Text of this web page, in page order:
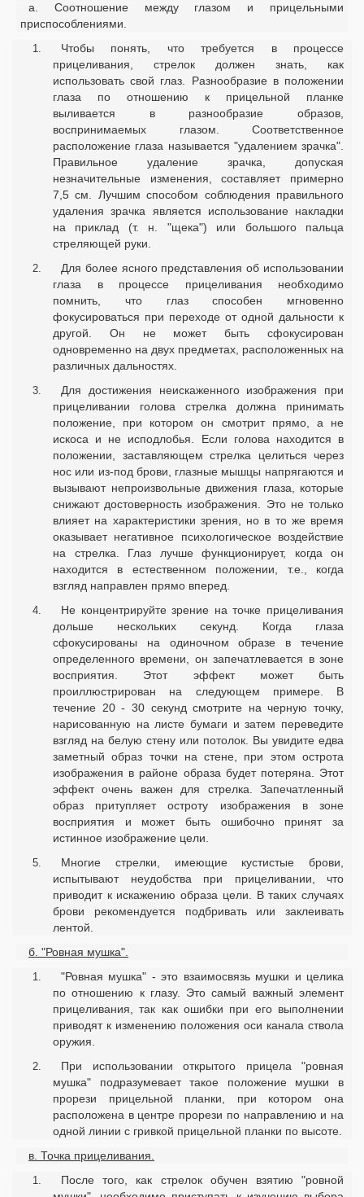
а. Соотношение между глазом и прицельными
приспособлениями.
Чтобы понять, что требуется в процессе
прицеливания, стрелок должен знать, как
использовать свой глаз. Разнообразие в положении
глаза по отношению к прицельной планке
выливается в разнообразие образов,
воспринимаемых глазом. Соответственное
расположение глаза называется "удалением зрачка".
Правильное удаление зрачка, допуская
незначительные изменения, составляет примерно
7,5 см. Лучшим способом соблюдения правильного
удаления зрачка является использование накладки
на приклад (т. н. "щека") или большого пальца
стреляющей руки.
Для более ясного представления об использовании
глаза в процессе прицеливания необходимо
помнить, что глаз способен мгновенно
фокусироваться при переходе от одной дальности к
другой. Он не может быть сфокусирован
одновременно на двух предметах, расположенных на
различных дальностях.
Для достижения неискаженного изображения при
прицеливании голова стрелка должна принимать
положение, при котором он смотрит прямо, а не
искоса и не исподлобья. Если голова находится в
положении, заставляющем стрелка целиться через
нос или из-под брови, глазные мышцы напрягаются и
вызывают непроизвольные движения глаза, которые
снижают достоверность изображения. Это не только
влияет на характеристики зрения, но в то же время
оказывает негативное психологическое воздействие
на стрелка. Глаз лучше функционирует, когда он
находится в естественном положении, т.е., когда
взгляд направлен прямо вперед.
Не концентрируйте зрение на точке прицеливания
дольше нескольких секунд. Когда глаза
сфокусированы на одиночном образе в течение
определенного времени, он запечатлевается в зоне
восприятия. Этот эффект может быть
проиллюстрирован на следующем примере. В
течение 20 - 30 секунд смотрите на черную точку,
нарисованную на листе бумаги и затем переведите
взгляд на белую стену или потолок. Вы увидите едва
заметный образ точки на стене, при этом острота
изображения в районе образа будет потеряна. Этот
эффект очень важен для стрелка. Запечатленный
образ притупляет остроту изображения в зоне
восприятия и может быть ошибочно принят за
истинное изображение цели.
Многие стрелки, имеющие кустистые брови,
испытывают неудобства при прицеливании, что
приводит к искажению образа цели. В таких случаях
брови рекомендуется подбривать или заклеивать
лентой.
б. "Ровная мушка".
"Ровная мушка" - это взаимосвязь мушки и целика
по отношению к глазу. Это самый важный элемент
прицеливания, так как ошибки при его выполнении
приводят к изменению положения оси канала ствола
оружия.
При использовании открытого прицела "ровная
мушка" подразумевает такое положение мушки в
прорези прицельной планки, при котором она
расположена в центре прорези по направлению и на
одной линии с гривкой прицельной планки по высоте.
в. Точка прицеливания.
После того, как стрелок обучен взятию "ровной